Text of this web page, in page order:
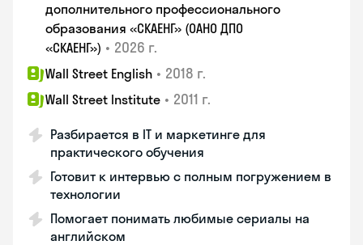
дополнительного профессионального
образования «СКАЕНГ» (ОАНО ДПО
«СКАЕНГ») • 2026 г.
Wall Street English • 2018 г.
Wall Street Institute • 2011 г.
Разбирается в IT и маркетинге для
практического обучения
Готовит к интервью с полным погружением в
технологии
Помогает понимать любимые сериалы на
английском